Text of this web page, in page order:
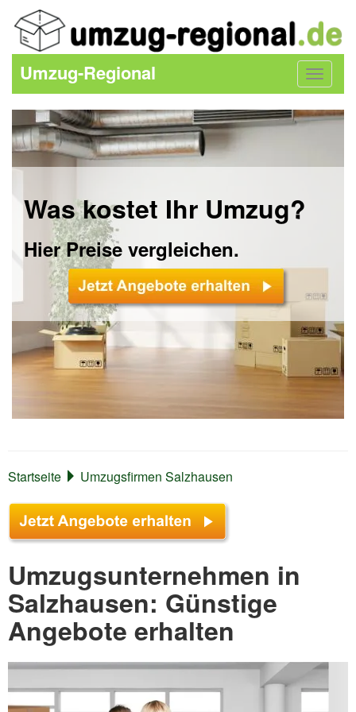
Toggle
Umzug-Regional
Was kostet Ihr Umzug?
Hier Preise vergleichen.
Startseite Umzugsfirmen Salzhausen
Umzugsunternehmen in
Salzhausen: Günstige
Angebote erhalten